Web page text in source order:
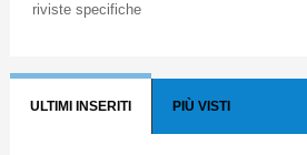
riviste specifiche
ULTIMI INSERITI PIÙ VISTI